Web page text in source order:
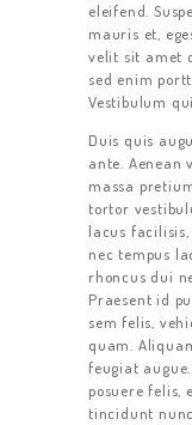
STARTSEITE
ÜBER UNS
SERVICE
KONTAKT
eleifend.
mauris et,
velit sit amet
sed enim
Vestibulum
Duis quis
ante. Aenean
massa
tortor
lacus
nec tempus
rhoncus dui
Praesent id
sem felis,
quam.
feugiat
posuere felis,
tincidunt